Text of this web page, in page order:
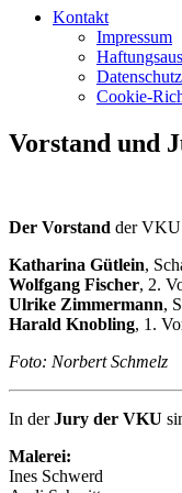
Kontakt
Impressum
Datenschutz
Cookie-
Vorstand und
Der Vorstand der VKU
Katharina Gütlein,
Wolfgang Fischer, 2.
Ulrike Zimmermann,
Harald Knobling, 1.
Foto: Norbert Schmelz
In derJury der VKU
Malerei:
Ines Schwerd